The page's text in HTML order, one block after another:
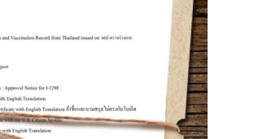
–